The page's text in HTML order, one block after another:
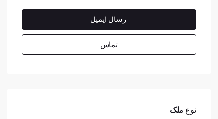
ارسال ایمیل
تماس
ملک